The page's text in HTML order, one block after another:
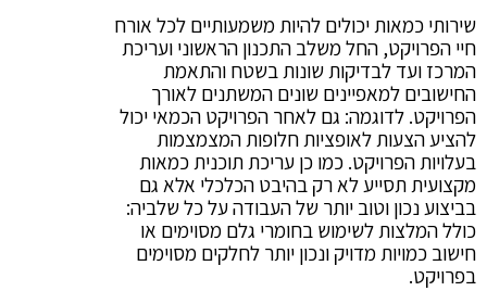
שירותי כמאות יכולים להיות משמעותיים לכל אורח
חיי הפרויקט, החל משלב התכנון הראשוני ועריכת
המרכז ועד לבדיקות שונות בשטח והתאמת
החישובים למאפיינים שונים המשתנים לאורך
הפרויקט. לדוגמה: גם לאחר הפרויקט הכמאי יכול
להציע הצעות לאופציות חלופות המצמצמות
בעלויות הפרויקט. כמו כן עריכת תוכנית כמאות
מקצועית תסייע לא רק בהיבט הכלכלי אלא גם
בביצוע נכון וטוב יותר של העבודה על כל שלביה:
כולל המלצות לשימוש בחומרי גלם מסוימים או
חישוב כמויות מדויק ונכון יותר לחלקים מסוימים
בפרויקט.